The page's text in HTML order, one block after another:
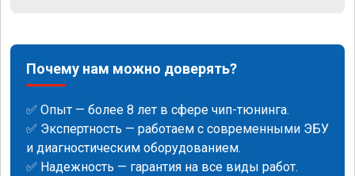
Почему нам можно доверять?
✅ Опыт — более 8 лет в сфере чип-тюнинга.
✅ Экспертность — работаем с современными ЭБУ
и диагностическим оборудованием.
✅ Надежность — гарантия на все виды работ.